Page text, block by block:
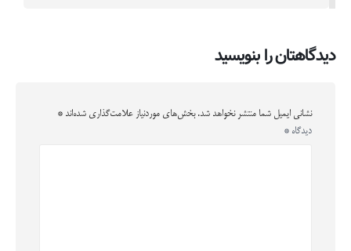
دیدگاهتان را بنویسید
نشانی ایمیل شما منتشر نخواهد شد. بخش‌های موردنیاز علامت‌گذاری شده‌اند *
دیدگاه *